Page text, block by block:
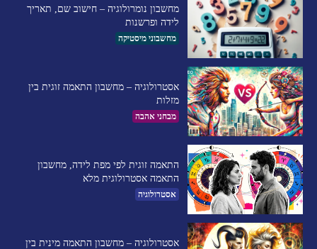
מחשבון נומרולוגיה – חישוב שם, תאריך
לידה ופרשנות
מחשבוני מיסטיקה
אסטרולוגיה – מחשבון התאמה זוגית בין
מזלות
מבחני אהבה
התאמה זוגית לפי מפת לידה, מחשבון
התאמה אסטרולוגית מלא
אסטרולוגיה
אסטרולוגיה – מחשבון התאמה מינית בין